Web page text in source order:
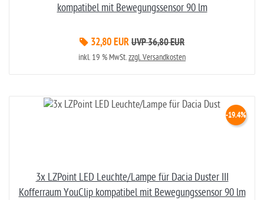
kompatibel mit Bewegungssensor 90 lm
32,80 EUR UVP 36,80 EUR
inkl. 19 % MwSt.zzgl. Versandkosten
3x LZPoint LED Leuchte/Lampe für Dacia Duster III
Kofferraum YouClip kompatibel mit Bewegungssensor 90 lm
-19.4%